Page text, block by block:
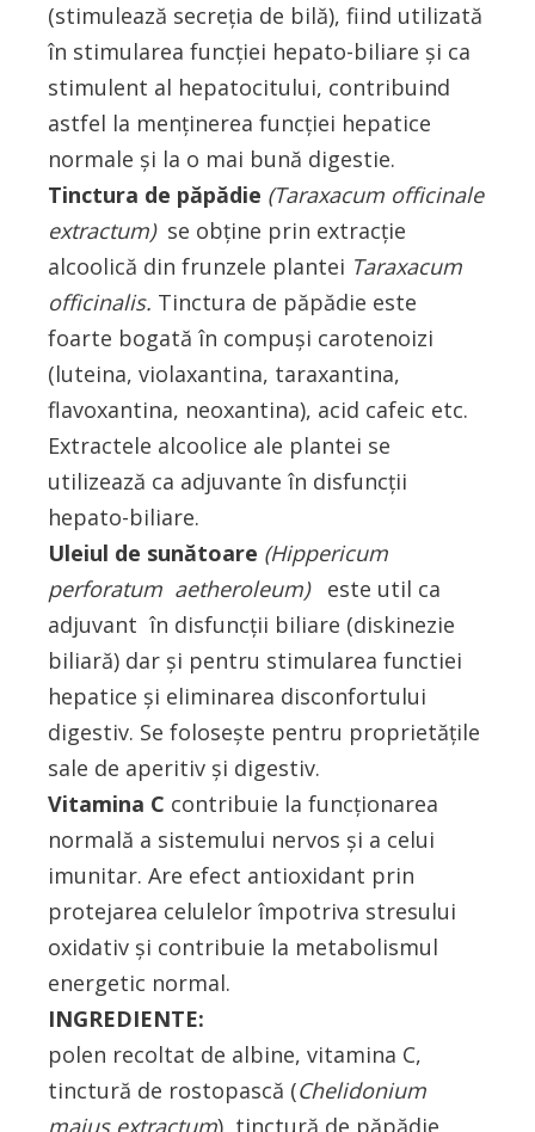
(stimulează secreţia de bilă), fiind utilizată
în stimularea funcţiei hepato-biliare şi ca
stimulent al hepatocitului, contribuind
astfel la menținerea funcției hepatice
normale și la o mai bună digestie.
Tinctura de păpădie (Taraxacum officinale
extractum) se obţine prin extracţie
alcoolică din frunzele plantei Taraxacum
officinalis. Tinctura de păpădie este
foarte bogată în compuşi carotenoizi
(luteina, violaxantina, taraxantina,
flavoxantina, neoxantina), acid cafeic etc.
Extractele alcoolice ale plantei se
utilizează ca adjuvante în disfuncţii
hepato-biliare.
Uleiul de sunătoare (Hippericum
perforatum aetheroleum)este util ca
adjuvant în disfuncţii biliare (diskinezie
biliară) dar şi pentru stimularea functiei
hepatice şi eliminarea disconfortului
digestiv. Se foloseşte pentru proprietăţile
sale de aperitiv şi digestiv.
Vitamina C contribuie la funcționarea
normală a sistemului nervos și a celui
imunitar. Are efect antioxidant prin
protejarea celulelor împotriva stresului
oxidativ și contribuie la metabolismul
energetic normal.
INGREDIENTE:
polen recoltat de albine, vitamina C,
tinctură de rostopască (Chelidonium